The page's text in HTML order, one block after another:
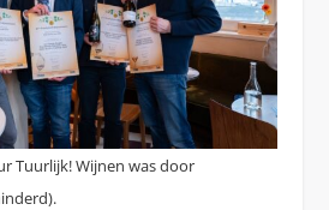
Tuurlijk! Wijnen was door